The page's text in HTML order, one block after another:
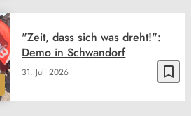
bookmark_border
31. Juli 2026
"Zeit, dass sich was dreht!":
Demo in Schwandorf